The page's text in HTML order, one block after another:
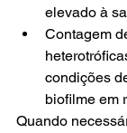
elevado à
Contagem
condições
biofilme em
Quando